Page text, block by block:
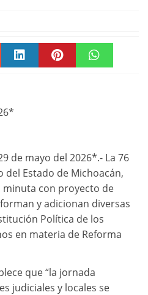
de mayo del 2026*.- La 76
del Estado de Michoacán,
con proyecto de
y adicionan diversas
Política de los
en materia de Reforma
que “la jornada
judiciales y locales se